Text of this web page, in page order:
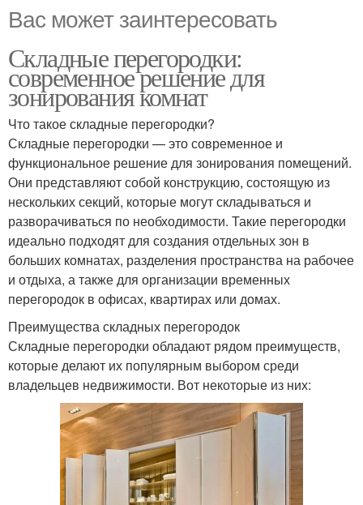
Вас может заинтересовать
Складные перегородки:
современное решение для
зонирования комнат
Что такое складные перегородки?
Складные перегородки — это современное и
функциональное решение для зонирования помещений.
Они представляют собой конструкцию, состоящую из
нескольких секций, которые могут складываться и
разворачиваться по необходимости. Такие перегородки
идеально подходят для создания отдельных зон в
больших комнатах, разделения пространства на рабочее
и отдыха, а также для организации временных
перегородок в офисах, квартирах или домах.
Преимущества складных перегородок
Складные перегородки обладают рядом преимуществ,
которые делают их популярным выбором среди
владельцев недвижимости. Вот некоторые из них: